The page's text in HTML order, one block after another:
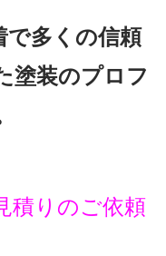
で多くの信頼
塗装のプロフ
積りのご依頼